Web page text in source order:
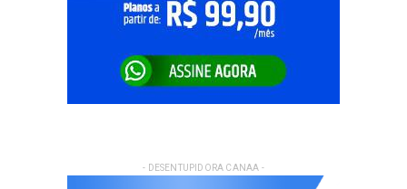
- DESENTUPIDORA CANAA -